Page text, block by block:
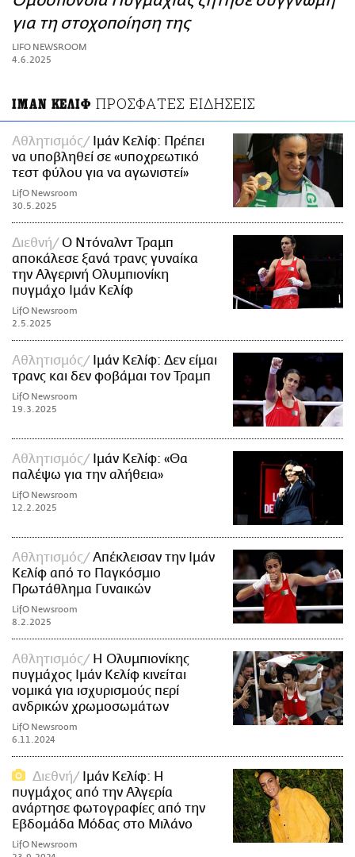
ΑΜΠΑ
PRINT
για τη στοχοποίηση της
LIFO NEWSROOM
4.6.2025
ΙΜΑΝ ΚΕΛΙΦ ΠΡΟΣΦΑΤΕΣ ΕΙΔΗΣΕΙΣ
Αθλητισμός
Ιμάν Κελίφ: Πρέπει
να υποβληθεί σε «υποχρεωτικό
τεστ φύλου για να αγωνιστεί»
LifO Newsroom
30.5.2025
Διεθνή
Ο Ντόναλντ Τραμπ
αποκάλεσε ξανά τρανς γυναίκα
την Αλγερινή Ολυμπιονίκη
πυγμάχο Ιμάν Κελίφ
LifO Newsroom
2.5.2025
Αθλητισμός
Ιμάν Κελίφ: Δεν είμαι
τρανς και δεν φοβάμαι τον Τραμπ
LifO Newsroom
19.3.2025
Αθλητισμός
Ιμάν Κελίφ: «Θα
παλέψω για την αλήθεια»
LifO Newsroom
12.2.2025
Αθλητισμός
Απέκλεισαν την Ιμάν
Κελίφ από το Παγκόσμιο
Πρωτάθλημα Γυναικών
LifO Newsroom
8.2.2025
Αθλητισμός
Η Ολυμπιονίκης
πυγμάχος Ιμάν Κελίφ κινείται
νομικά για ισχυρισμούς περί
ανδρικών χρωμοσωμάτων
LifO Newsroom
6.11.2024
Διεθνή
Ιμάν Κελίφ: Η
πυγμάχος από την Αλγερία
ανάρτησε φωτογραφίες από την
Εβδομάδα Μόδας στο Μιλάνο
LifO Newsroom